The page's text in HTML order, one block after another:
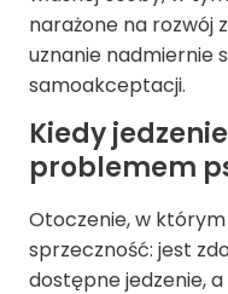
narażone na rozwój
uznanie nadmiernie
samoakceptacji.
Kiedy
problemem
Otoczenie, w
sprzeczność: jest
dostępne jedzenie,